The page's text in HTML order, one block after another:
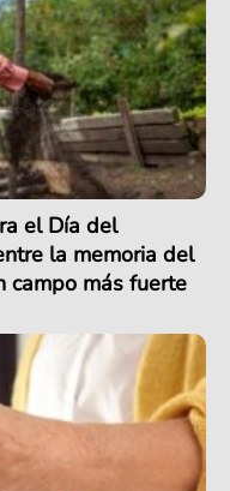
el Día del
la memoria del
campo más fuerte